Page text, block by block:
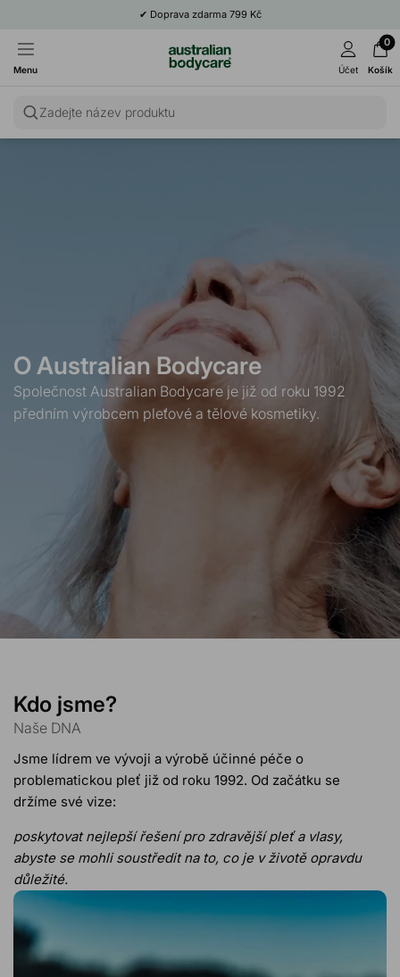
✔ Doprava zdarma 799 Kč
Menu Účet
0
Košík
Zadejte název produktu
O Australian Bodycare
Společnost Australian Bodycare je již od roku 1992
předním výrobcem pleťové a tělové kosmetiky.
Kdo jsme?
Naše DNA
Jsme lídrem ve vývoji a výrobě účinné péče o
problematickou pleť již od roku 1992. Od začátku se
držíme své vize:
poskytovat nejlepší řešení pro zdravější pleť a vlasy,
abyste se mohli soustředit na to, co je v životě opravdu
důležité.